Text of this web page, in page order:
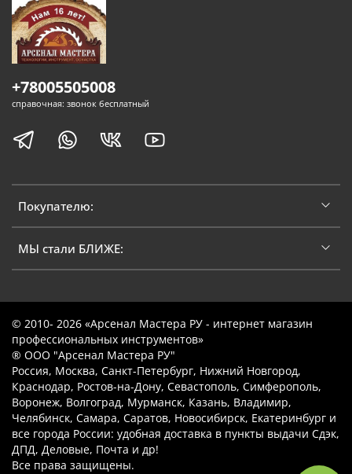
Покупателю:
МЫ стали БЛИЖЕ:
+78005505008
справочная: звонок бесплатный
© 2010- 2026 «Арсенал Мастера РУ - интернет магазин
профессиональных инструментов»
® ООО "Арсенал Мастера РУ"
Россия, Москва, Санкт-Петербург, Нижний Новгород,
Краснодар, Ростов-на-Дону, Севастополь, Симферополь,
Воронеж, Волгоград, Мурманск, Казань, Владимир,
Челябинск, Самара, Саратов, Новосибирск, Екатеринбург и
все города России: удобная доставка в пункты выдачи Сдэк,
ДПД, Деловые, Почта и др!
Все права защищены.